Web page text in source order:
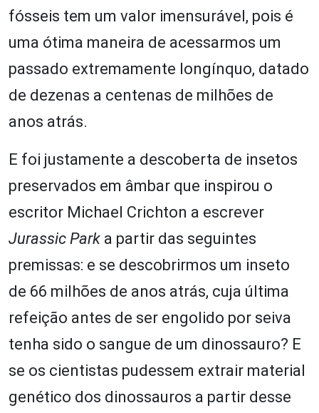
fósseis tem um valor imensurável, pois é
uma ótima maneira de acessarmos um
passado extremamente longínquo, datado
de dezenas a centenas de milhões de
anos atrás.
E foi justamente a descoberta de insetos
preservados em âmbar que inspirou o
escritor Michael Crichton a escrever
Jurassic Park a partir das seguintes
premissas: e se descobrirmos um inseto
de 66 milhões de anos atrás, cuja última
refeição antes de ser engolido por seiva
tenha sido o sangue de um dinossauro? E
se os cientistas pudessem extrair material
genético dos dinossauros a partir desse